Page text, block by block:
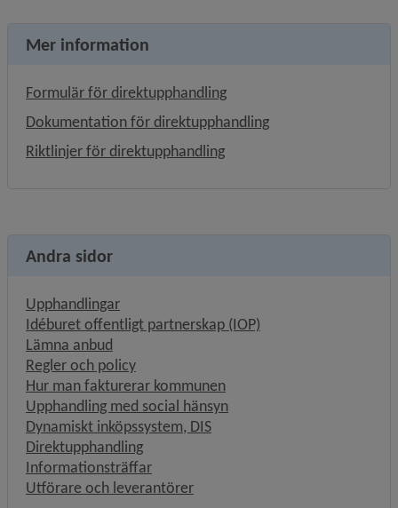
Mer information
Formulär för direktupphandling, 35.8 kB, öppnas i nytt
Dokumentation för direktupphandling, 67.6 kB, öppnas i
Riktlinjer för direktupphandling, 91.1 kB, öppnas i nytt
Andra sidor
Upphandlingar
Idéburet offentligt partnerskap (IOP)
Lämna anbud
Regler och policy
Hur man fakturerar kommunen
Upphandling med social hänsyn
Dynamiskt inköpssystem, DIS
Direktupphandling
Informationsträffar
Utförare och leverantörer